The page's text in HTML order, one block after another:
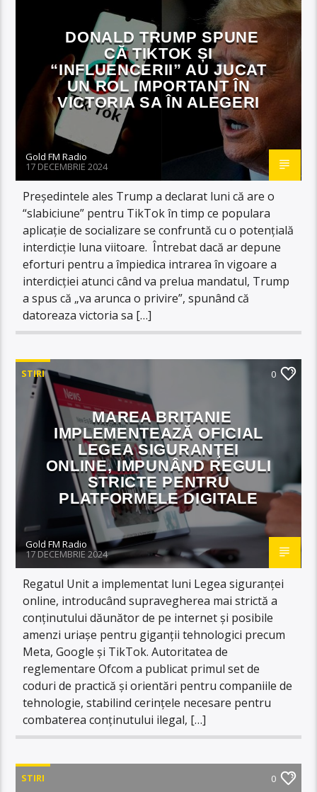
DONALD TRUMP SPUNE
CĂ TIKTOK ȘI
“INFLUENCERII” AU JUCAT
UN ROL IMPORTANT ÎN
VICTORIA SA ÎN ALEGERI
Gold FM Radio
17 DECEMBRIE 2024
Președintele ales Trump a declarat luni că are o
“slabiciune” pentru TikTok în timp ce populara
aplicație de socializare se confruntă cu o potențială
interdicție luna viitoare. Întrebat dacă ar depune
eforturi pentru a împiedica intrarea în vigoare a
interdicției atunci când va prelua mandatul, Trump
a spus că „va arunca o privire”, spunând că
datoreaza victoria sa […]
STIRI 0
MAREA BRITANIE
IMPLEMENTEAZĂ OFICIAL
LEGEA SIGURANŢEI
ONLINE, IMPUNÂND REGULI
STRICTE PENTRU
PLATFORMELE DIGITALE
Gold FM Radio
17 DECEMBRIE 2024
Regatul Unit a implementat luni Legea siguranţei
online, introducând supravegherea mai strictă a
conţinutului dăunător de pe internet şi posibile
amenzi uriaşe pentru giganţii tehnologici precum
Meta, Google şi TikTok. Autoritatea de
reglementare Ofcom a publicat primul set de
coduri de practică şi orientări pentru companiile de
tehnologie, stabilind cerinţele necesare pentru
combaterea conţinutului ilegal, […]
STIRI 0